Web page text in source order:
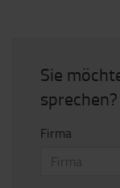
Sie
sprechen?
Firma